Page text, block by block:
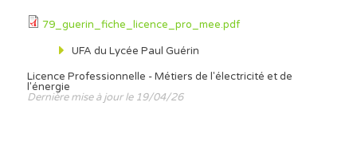
79_guerin_fiche_licence_pro_mee.pdf
UFA du Lycée Paul Guérin
Licence Professionnelle - Métiers de l'électricité et de
l'énergie
Dernière mise à jour le 19/04/26